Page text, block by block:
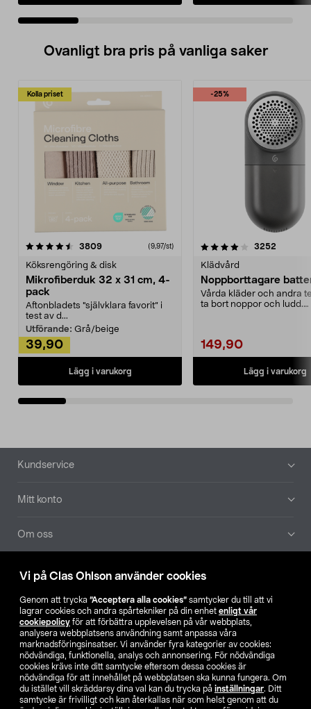
Vi på Clas Ohlson använder cookies
Genom att trycka ”Acceptera alla cookies” samtycker du till att vi
lagrar cookies och andra spårtekniker på din enhet enligt vår
cookiepolicy för att förbättra upplevelsen på vår webbplats,
analysera webbplatsens användning samt anpassa våra
marknadsföringsinsatser. Vi använder fyra kategorier av cookies:
nödvändiga, funktionella, analys och annonsering. För nödvändiga
cookies krävs inte ditt samtycke eftersom dessa cookies är
nödvändiga för att innehållet på webbplatsen ska kunna fungera. Om
du istället vill skräddarsy dina val kan du trycka på inställningar. Ditt
samtycke är frivilligt och kan återkallas när som helst genom att du
Ovanligt bra pris på vanliga saker
Kolla priset
3809recensioner (9,97/st)
Köksrengöring & disk
Mikrofiberduk 32 x 31 cm, 4-
pack
Aftonbladets "självklara favorit” i
test av d...
Utförande: Grå/beige
39,90
Lägg i varukorg
-25%
4.0av 5 stjärnor 3252
Klädvård
Noppborttagare
Vårda kläder och andra
ta bort noppor och ludd.
149,90
Lägg i varukorg
4.5av 5 stjärnor
Sidfot
Kundservice
Mitt konto
Om oss
Aktuellt
Våra bolag
Hitta butik
SE NO FI